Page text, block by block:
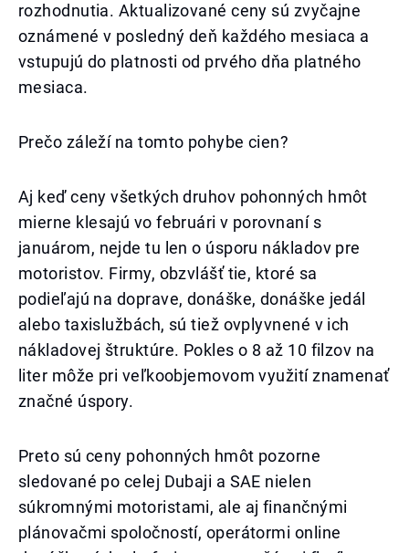
rozhodnutia. Aktualizované ceny sú zvyčajne
oznámené v posledný deň každého mesiaca a
vstupujú do platnosti od prvého dňa platného
mesiaca.
Prečo záleží na tomto pohybe cien?
Aj keď ceny všetkých druhov pohonných hmôt
mierne klesajú vo februári v porovnaní s
januárom, nejde tu len o úsporu nákladov pre
motoristov. Firmy, obzvlášť tie, ktoré sa
podieľajú na doprave, donáške, donáške jedál
alebo taxislužbách, sú tiež ovplyvnené v ich
nákladovej štruktúre. Pokles o 8 až 10 filzov na
liter môže pri veľkoobjemovom využití znamenať
značné úspory.
Preto sú ceny pohonných hmôt pozorne
sledované po celej Dubaji a SAE nielen
súkromnými motoristami, ale aj finančnými
plánovačmi spoločností, operátormi online